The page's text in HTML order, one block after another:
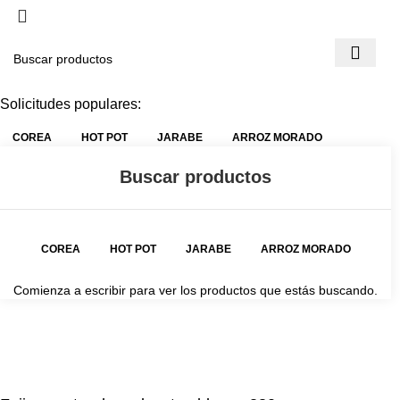
Solicitudes populares:
COREA HOT POT JARABE ARROZ MORADO
COREA HOT POT JARABE ARROZ MORADO
Comienza a escribir para ver los productos que estás buscando.